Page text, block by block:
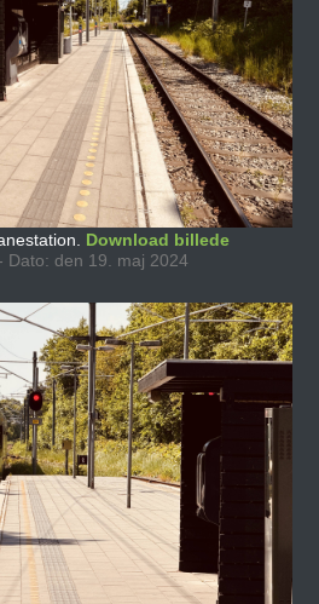
Download billede
Dato: den 19. maj 2024